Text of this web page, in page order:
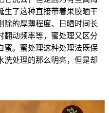
生了这种直接带着果胶晒干
除的厚薄程度、日晒时间长
翻动频率等，蜜处理又区分
蜜。蜜处理这种处理法既保
洗处理的那么明亮，但是却